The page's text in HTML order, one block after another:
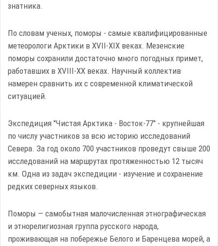
знатника.
По словам ученых, поморы - самые квалифицированные
метеорологи Арктики в XVII-XIX веках. Мезенские
поморы сохранили достаточно много погодных примет,
работавших в XVIII-XX веках. Научный коллектив
намерен сравнить их с современной климатической
ситуацией.
Экспедиция "Чистая Арктика - Восток-77" - крупнейшая
по числу участников за всю историю исследований
Севера. За год около 700 участников проведут свыше 200
исследований на маршрутах протяженностью 12 тысяч
км. Одна из задач экспедиции - изучение и сохранение
редких северных языков.
Поморы — самобытная малочисленная этнографическая
и этнорелигиозная группа русского народа,
проживающая на побережье Белого и Баренцева морей, а